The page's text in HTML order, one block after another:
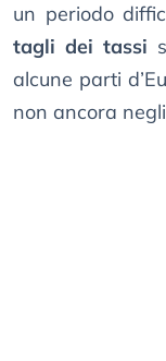
un periodo
tagli dei tassi
alcune parti
non ancora